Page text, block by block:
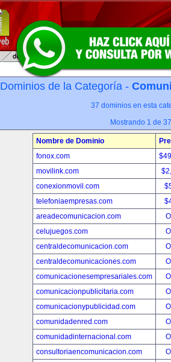
Dominios de la Categoría -
37 dominios en esta
Mostrando 1 de 37
Nombre de Dominio
fonox.com
movilink.com
conexionmovil.com
telefoniaempresas.com
areadecomunicacion.com
celujuegos.com
centraldecomunicacion.com
centraldecomunicaciones.com
comunicacionesempresariales.com
comunicacionpublicitaria.com
comunicacionypublicidad.com
comunidadenred.com
comunidadinternacional.com
consultoriaencomunicacion.com